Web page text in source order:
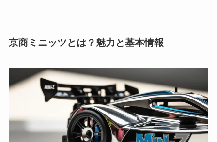
京商ミニッツとは？魅力と基本情報